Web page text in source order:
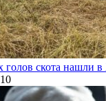
скота нашли в